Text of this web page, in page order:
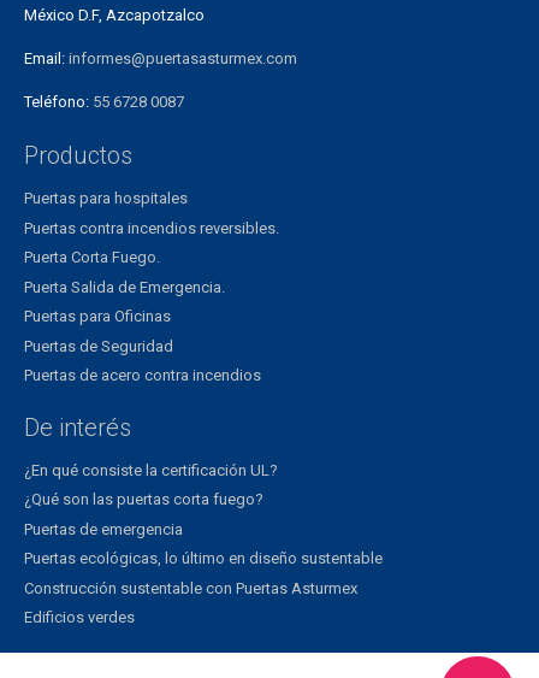
México D.F, Azcapotzalco
Email: informes@puertasasturmex.com
Teléfono: 55 6728 0087
Productos
Puertas para hospitales
Puertas contra incendios reversibles.
Puerta Corta Fuego.
Puerta Salida de Emergencia.
Puertas para Oficinas
Puertas de Seguridad
Puertas de acero contra incendios
De interés
¿En qué consiste la certificación UL?
¿Qué son las puertas corta fuego?
Puertas de emergencia
Puertas ecológicas, lo último en diseño sustentable
Construcción sustentable con Puertas Asturmex
Edificios verdes